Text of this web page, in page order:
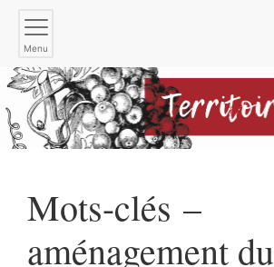
Menu
Mots-clés –
aménagement du